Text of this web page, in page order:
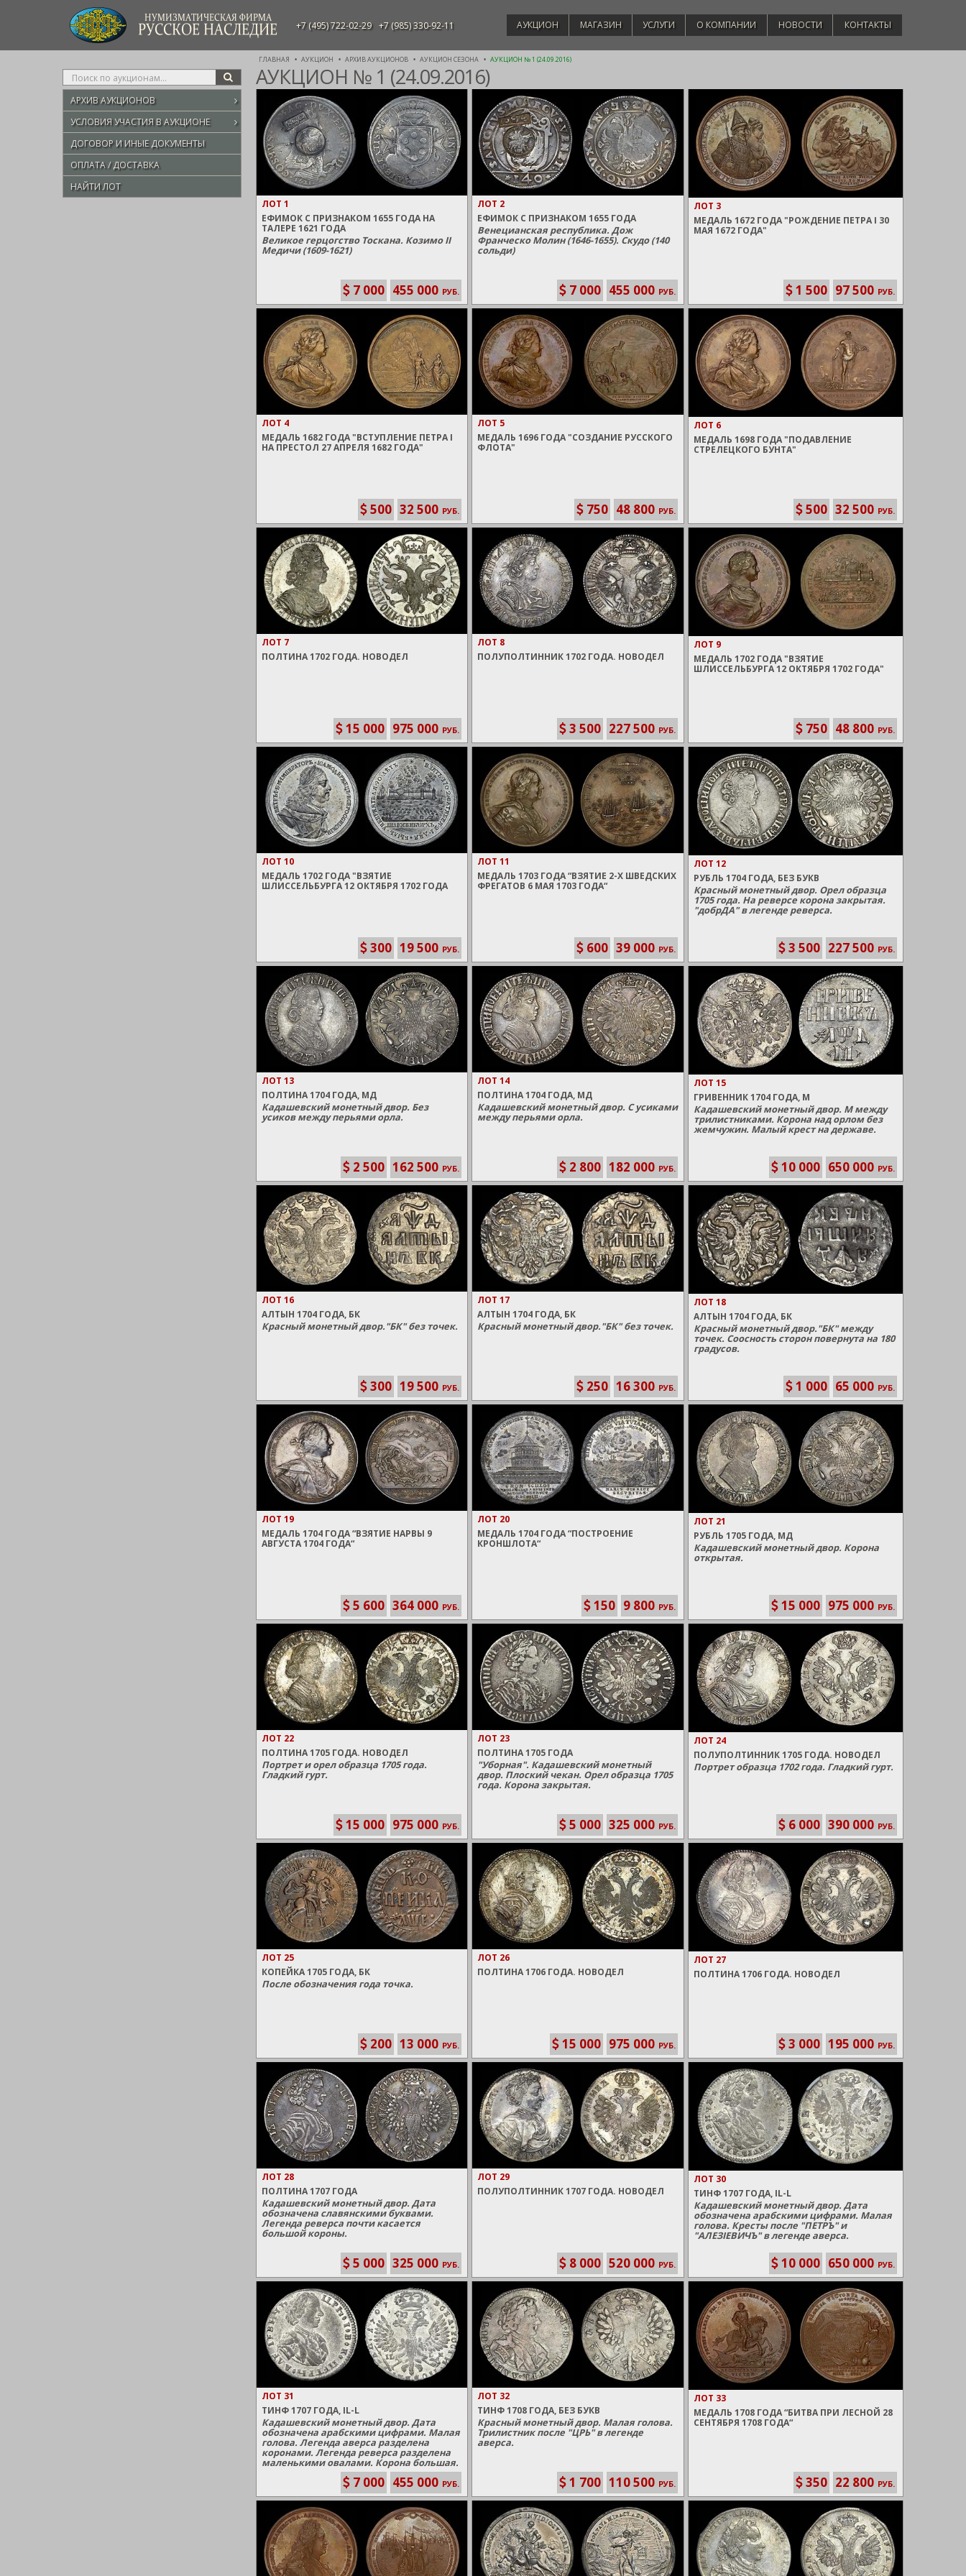
НУМИЗМАТИЧЕСКАЯ ФИРМА
РУССКОЕ НАСЛЕДИЕ +7 (495) 722-02-29 +7 (985) 330-92-11 АУКЦИОН МАГАЗИН УСЛУГИ О КОМПАНИИ НОВОСТИ КОНТАКТЫ
ГЛАВНАЯ АУКЦИОН АРХИВ АУКЦИОНОВ АУКЦИОН СЕЗОНА АУКЦИОН № 1 (24.09.2016)
Type
your
search
here
SEARCH
АРХИВ АУКЦИОНОВ
УСЛОВИЯ УЧАСТИЯ В АУКЦИОНЕ
ДОГОВОР И ИНЫЕ ДОКУМЕНТЫ
ОПЛАТА / ДОСТАВКА
НАЙТИ ЛОТ
АУКЦИОН № 1 (24.09.2016)
ЛОТ 1
ЕФИМОК С ПРИЗНАКОМ 1655 ГОДА НА
ТАЛЕРЕ 1621 ГОДА
Великое герцогство Тоскана. Козимо II
Медичи (1609-1621)
7 000 455 000 РУБ.
ЛОТ 2
ЕФИМОК С ПРИЗНАКОМ 1655 ГОДА
Венецианская республика. Дож
Франческо Молин (1646-1655). Скудо (140
сольди)
7 000 455 000 РУБ.
ЛОТ 3
МЕДАЛЬ 1672 ГОДА "РОЖДЕНИЕ ПЕТРА I 30
МАЯ 1672 ГОДА"
1 500 97 500 РУБ.
ЛОТ 4
МЕДАЛЬ 1682 ГОДА "ВСТУПЛЕНИЕ ПЕТРА I
НА ПРЕСТОЛ 27 АПРЕЛЯ 1682 ГОДА"
500 32 500 РУБ.
ЛОТ 5
МЕДАЛЬ 1696 ГОДА "СОЗДАНИЕ РУССКОГО
ФЛОТА"
750 48 800 РУБ.
ЛОТ 6
МЕДАЛЬ 1698 ГОДА "ПОДАВЛЕНИЕ
СТРЕЛЕЦКОГО БУНТА"
500 32 500 РУБ.
ЛОТ 7
ПОЛТИНА 1702 ГОДА. НОВОДЕЛ
15 000 975 000 РУБ.
ЛОТ 8
ПОЛУПОЛТИННИК 1702 ГОДА. НОВОДЕЛ
3 500 227 500 РУБ.
ЛОТ 9
МЕДАЛЬ 1702 ГОДА "ВЗЯТИЕ
ШЛИССЕЛЬБУРГА 12 ОКТЯБРЯ 1702 ГОДА"
750 48 800 РУБ.
ЛОТ 10
МЕДАЛЬ 1702 ГОДА "ВЗЯТИЕ
ШЛИССЕЛЬБУРГА 12 ОКТЯБРЯ 1702 ГОДА
300 19 500 РУБ.
ЛОТ 11
МЕДАЛЬ 1703 ГОДА “ВЗЯТИЕ 2-Х ШВЕДСКИХ
ФРЕГАТОВ 6 МАЯ 1703 ГОДА“
600 39 000 РУБ.
ЛОТ 12
РУБЛЬ 1704 ГОДА, БЕЗ БУКВ
Красный монетный двор. Орел образца
1705 года. На реверсе корона закрытая.
"добрДА" в легенде реверса.
3 500 227 500 РУБ.
ЛОТ 13
ПОЛТИНА 1704 ГОДА, МД
Кадашевский монетный двор. Без
усиков между перьями орла.
2 500 162 500 РУБ.
ЛОТ 14
ПОЛТИНА 1704 ГОДА, МД
Кадашевский монетный двор. С усиками
между перьями орла.
2 800 182 000 РУБ.
ЛОТ 15
ГРИВЕННИК 1704 ГОДА, М
Кадашевский монетный двор. М между
трилистниками. Корона над орлом без
жемчужин. Малый крест на державе.
10 000 650 000 РУБ.
ЛОТ 16
АЛТЫН 1704 ГОДА, БК
Красный монетный двор."БК" без точек.
300 19 500 РУБ.
ЛОТ 17
АЛТЫН 1704 ГОДА, БК
Красный монетный двор."БК" без точек.
250 16 300 РУБ.
ЛОТ 18
АЛТЫН 1704 ГОДА, БК
Красный монетный двор."БК" между
точек. Соосность сторон повернута на 180
градусов.
1 000 65 000 РУБ.
ЛОТ 19
МЕДАЛЬ 1704 ГОДА “ВЗЯТИЕ НАРВЫ 9
АВГУСТА 1704 ГОДА“
5 600 364 000 РУБ.
ЛОТ 20
МЕДАЛЬ 1704 ГОДА “ПОСТРОЕНИЕ
КРОНШЛОТА“
150 9 800 РУБ.
ЛОТ 21
РУБЛЬ 1705 ГОДА, МД
Кадашевский монетный двор. Корона
открытая.
15 000 975 000 РУБ.
ЛОТ 22
ПОЛТИНА 1705 ГОДА. НОВОДЕЛ
Портрет и орел образца 1705 года.
Гладкий гурт.
15 000 975 000 РУБ.
ЛОТ 23
ПОЛТИНА 1705 ГОДА
"Уборная". Кадашевский монетный
двор. Плоский чекан. Орел образца 1705
года. Корона закрытая.
5 000 325 000 РУБ.
ЛОТ 24
ПОЛУПОЛТИННИК 1705 ГОДА. НОВОДЕЛ
Портрет образца 1702 года. Гладкий гурт.
6 000 390 000 РУБ.
ЛОТ 25
КОПЕЙКА 1705 ГОДА, БК
После обозначения года точка.
200 13 000 РУБ.
ЛОТ 26
ПОЛТИНА 1706 ГОДА. НОВОДЕЛ
15 000 975 000 РУБ.
ЛОТ 27
ПОЛТИНА 1706 ГОДА. НОВОДЕЛ
3 000 195 000 РУБ.
ЛОТ 28
ПОЛТИНА 1707 ГОДА
Кадашевский монетный двор. Дата
обозначена славянскими буквами.
Легенда реверса почти касается
большой короны.
5 000 325 000 РУБ.
ЛОТ 29
ПОЛУПОЛТИННИК 1707 ГОДА. НОВОДЕЛ
8 000 520 000 РУБ.
ЛОТ 30
ТИНФ 1707 ГОДА, IL-L
Кадашевский монетный двор. Дата
обозначена арабскими цифрами. Малая
голова. Кресты после "ПЕТРЪ" и
"АЛЕЗIЕВИЧЪ" в легенде аверса.
10 000 650 000 РУБ.
ЛОТ 31
ТИНФ 1707 ГОДА, IL-L
Кадашевский монетный двор. Дата
обозначена арабскими цифрами. Малая
голова. Легенда аверса разделена
коронами. Легенда реверса разделена
маленькими овалами. Корона большая.
7 000 455 000 РУБ.
ЛОТ 32
ТИНФ 1708 ГОДА, БЕЗ БУКВ
Красный монетный двор. Малая голова.
Трилистник после "ЦРЬ" в легенде
аверса.
1 700 110 500 РУБ.
ЛОТ 33
МЕДАЛЬ 1708 ГОДА “БИТВА ПРИ ЛЕСНОЙ 28
СЕНТЯБРЯ 1708 ГОДА“
350 22 800 РУБ.